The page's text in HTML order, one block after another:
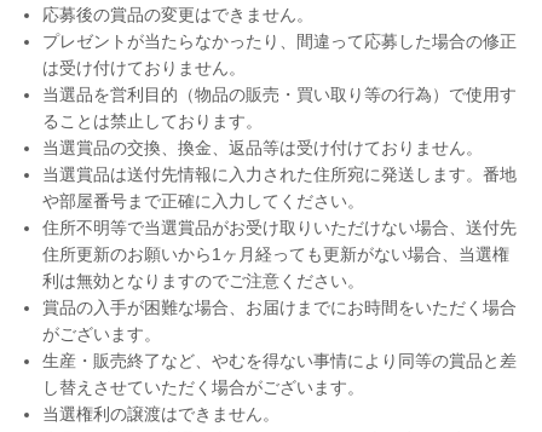
応募後の賞品の変更はできません。
プレゼントが当たらなかったり、間違って応募した場合の修正
は受け付けておりません。
当選品を営利目的（物品の販売・買い取り等の行為）で使用す
ることは禁止しております。
当選賞品の交換、換金、返品等は受け付けておりません。
当選賞品は送付先情報に入力された住所宛に発送します。番地
や部屋番号まで正確に入力してください。
住所不明等で当選賞品がお受け取りいただけない場合、送付先
住所更新のお願いから1ヶ月経っても更新がない場合、当選権
利は無効となりますのでご注意ください。
賞品の入手が困難な場合、お届けまでにお時間をいただく場合
がございます。
生産・販売終了など、やむを得ない事情により同等の賞品と差
し替えさせていただく場合がございます。
当選権利の譲渡はできません。